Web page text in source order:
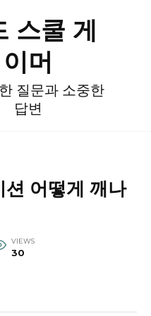
스쿨 게
이머
질문과 소중한
답변
어떻게 깨나
VIEWS
30